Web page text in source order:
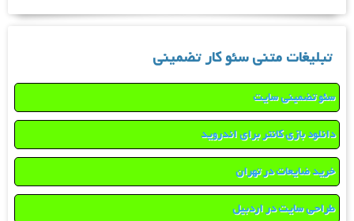
تبلیغات متنی سئو کار تضمینی
سئو تضمینی سایت
دانلود بازی کانتر برای اندروید
خرید ضایعات در تهران
طراحی سایت در اردبیل